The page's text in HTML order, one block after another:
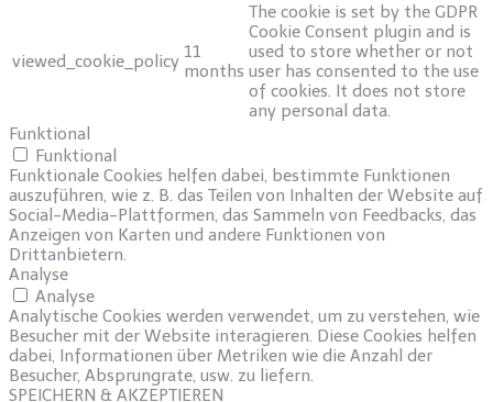
viewed_cookie_policy 11
months
The cookie is set by the GDPR
Cookie Consent plugin and is
used to store whether or not
user has consented to the use
of cookies. It does not store
any personal data.
Funktional
Funktional
Funktionale Cookies helfen dabei, bestimmte Funktionen
auszuführen, wie z. B. das Teilen von Inhalten der Website auf
Social-Media-Plattformen, das Sammeln von Feedbacks, das
Anzeigen von Karten und andere Funktionen von
Drittanbietern.
Analyse
Analyse
Analytische Cookies werden verwendet, um zu verstehen, wie
Besucher mit der Website interagieren. Diese Cookies helfen
dabei, Informationen über Metriken wie die Anzahl der
Besucher, Absprungrate, usw. zu liefern.
SPEICHERN & AKZEPTIEREN